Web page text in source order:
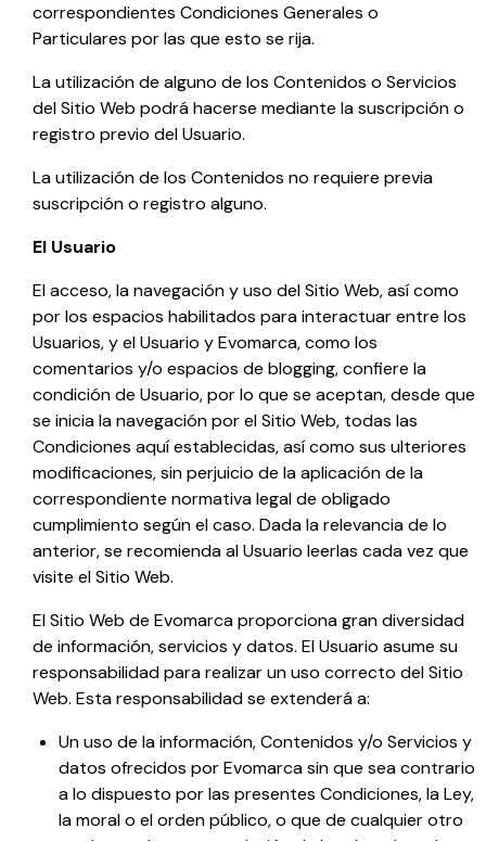
correspondientes Condiciones Generales o
Particulares por las que esto se rija.
La utilización de alguno de los Contenidos o Servicios
del Sitio Web podrá hacerse mediante la suscripción o
registro previo del Usuario.
La utilización de los Contenidos no requiere previa
suscripción o registro alguno.
El Usuario
El acceso, la navegación y uso del Sitio Web,así como
por los espacios habilitados para interactuar entre los
Usuarios, y el Usuario yEvomarca, como los
comentarios y/o espacios de blogging,confiere la
condición de Usuario, por lo que se aceptan, desde que
se inicia la navegación por el Sitio Web, todas las
Condiciones aquí establecidas, así como sus ulteriores
modificaciones, sin perjuicio de la aplicación de la
correspondiente normativa legal de obligado
cumplimiento según el caso. Dada la relevancia de lo
anterior, se recomienda al Usuario leerlas cada vez que
visite el Sitio Web.
El Sitio Web de Evomarcaproporciona gran diversidad
de información, servicios y datos. El Usuario asume su
responsabilidad para realizar un uso correcto del Sitio
Web. Esta responsabilidad se extenderá a:
Un uso de la información, Contenidos y/o Servicios y
datos ofrecidos porEvomarcasin que sea contrario
a lo dispuesto por las presentes Condiciones, la Ley,
la moral o el orden público, o que de cualquier otro